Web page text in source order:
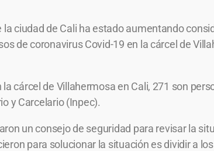
ciudad de Cali ha estado aumentando
de coronavirus Covid-19 en la cárcel de
cárcel de Villahermosa en Cali, 271 son
y Carcelario (Inpec).
un consejo de seguridad para revisar la
para solucionar la situación es dividir a